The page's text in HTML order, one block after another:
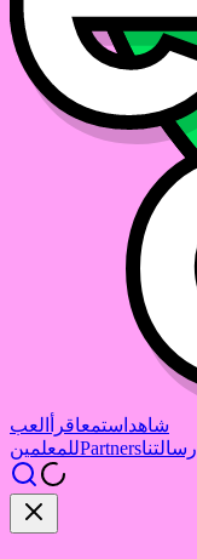
شاهد استمعاقرأ
العب
للمعلمينPartnersرسالتنا